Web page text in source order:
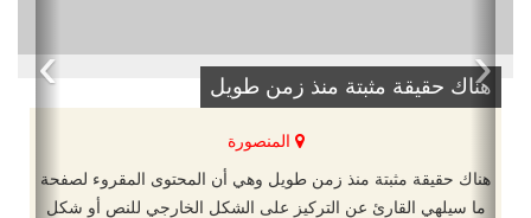
هناك حقيقة مثبتة منذ زمن طويل
المنصورة
هناك حقيقة مثبتة منذ زمن طويل وهي أن المحتوى المقروء لصفحة
ما سيلهي القارئ عن التركيز على الشكل الخارجي للنص أو شكل
‹
›